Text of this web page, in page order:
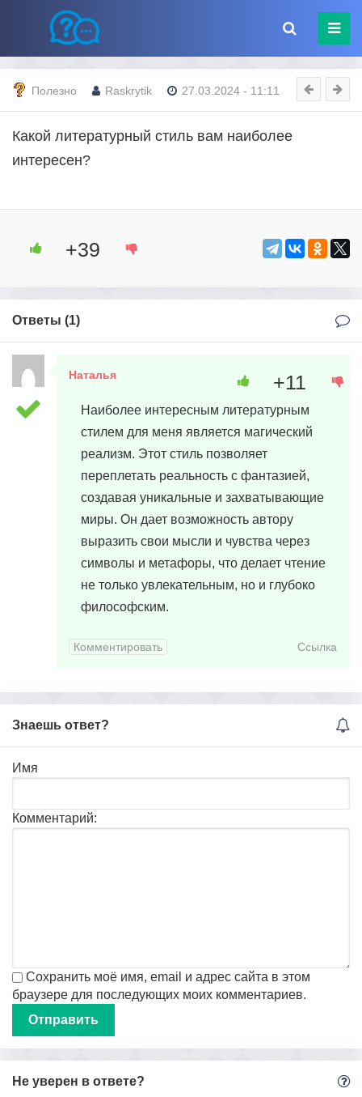
Полезно Raskrytik 27.03.2024 - 11:11
Какой литературный стиль вам наиболее
интересен?
+39
Ответы (1)
Наталья
Наиболее интересным литературным
стилем для меня является магический
реализм. Этот стиль позволяет
переплетать реальность с фантазией,
создавая уникальные и захватывающие
миры. Он дает возможность автору
выразить свои мысли и чувства через
символы и метафоры, что делает чтение
не только увлекательным, но и глубоко
философским.
+11
Комментировать Ссылка
Знаешь ответ?
Имя
Комментарий:
Сохранить моё имя, email и адрес сайта в этом
браузере для последующих моих комментариев.
Не уверен в ответе?